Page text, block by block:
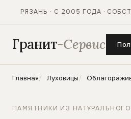
РЯЗАНЬ · С 2005 ГОДА ·
Гранит-Сервис
Главная Луховицы
ПАМЯТНИКИ ИЗ НАТУРАЛЬНОГО